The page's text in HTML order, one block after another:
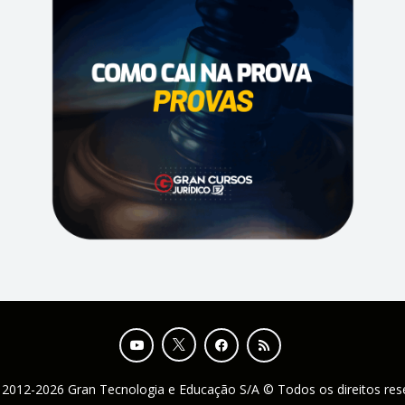
2026 Gran Tecnologia e Educação S/A © Todos os direitos